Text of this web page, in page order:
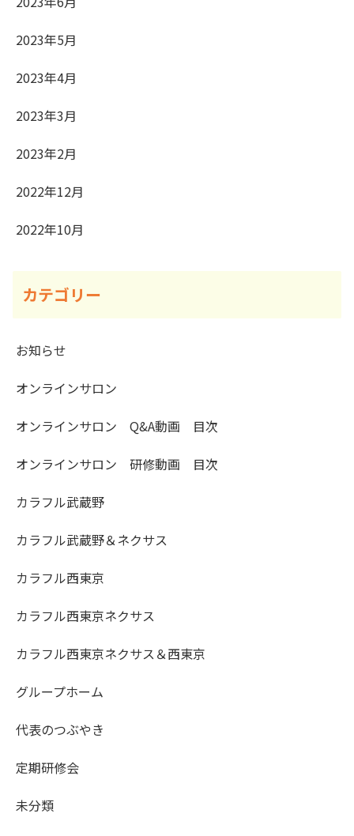
2023年5月
2023年4月
2023年3月
2023年2月
2022年12月
2022年10月
カテゴリー
お知らせ
オンラインサロン
オンラインサロン Q&A動画 目次
オンラインサロン 研修動画 目次
カラフル武蔵野
カラフル武蔵野＆ネクサス
カラフル西東京
カラフル西東京ネクサス
カラフル西東京ネクサス＆西東京
グループホーム
代表のつぶやき
定期研修会
未分類